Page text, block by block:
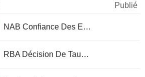
Publié
NAB Confiance Des Entreprises
RBA Décision De Taux D'Intérêt